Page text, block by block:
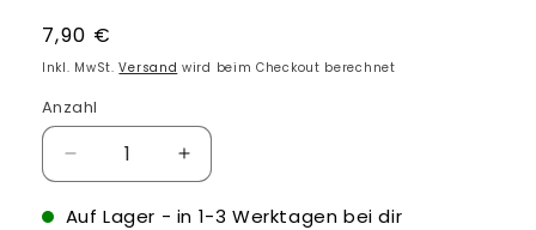
Normaler
Preis
7,90 €
Inkl. MwSt.Versand wird beim Checkout berechnet
Anzahl
Verringere
die
Menge
Erhöhe
die
Menge
Auf Lager - in 1-3 Werktagen bei dir